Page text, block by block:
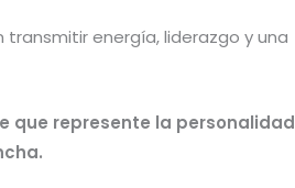
energía, liderazgo y una
que represente la personalidad